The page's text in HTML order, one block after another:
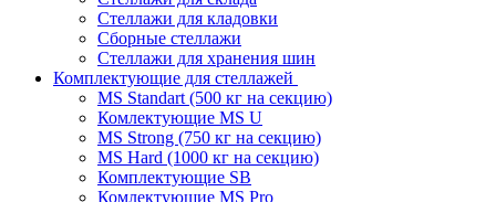
Стеллажи для кладовки
Сборные стеллажи
Стеллажи для хранения шин
Комплектующие для стеллажей
MS Standart (500 кг на секцию)
Комлектующие MS U
MS Strong (750 кг на секцию)
MS Hard (1000 кг на секцию)
Комплектующие SB
Комлектующие MS Pro